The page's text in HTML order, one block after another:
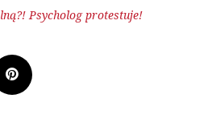
Psycholog protestuje!